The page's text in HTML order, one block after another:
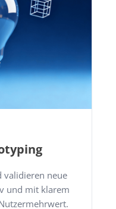
validieren neue
und mit klarem